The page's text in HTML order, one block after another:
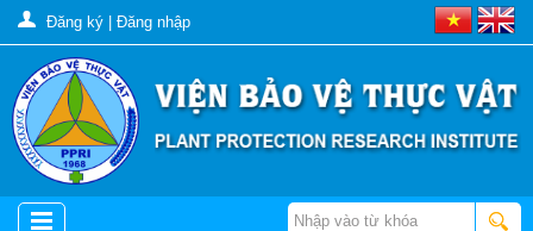
Đăng ký Đăng nhập